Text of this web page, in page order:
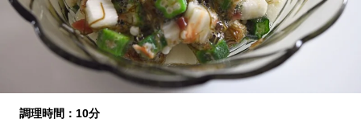
調理時間：10分